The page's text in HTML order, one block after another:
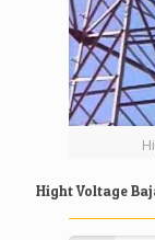
Hight Voltage